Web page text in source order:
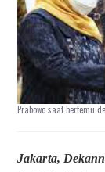
Prabowo saat bertemu
Jakarta,